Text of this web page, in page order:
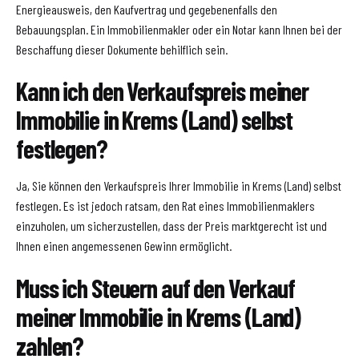
Energieausweis, den Kaufvertrag und gegebenenfalls den
Bebauungsplan. Ein Immobilienmakler oder ein Notar kann Ihnen bei der
Beschaffung dieser Dokumente behilflich sein.
Kann ich den Verkaufspreis meiner
Immobilie in Krems (Land) selbst
festlegen?
Ja, Sie können den Verkaufspreis Ihrer Immobilie in Krems (Land) selbst
festlegen. Es ist jedoch ratsam, den Rat eines Immobilienmaklers
einzuholen, um sicherzustellen, dass der Preis marktgerecht ist und
Ihnen einen angemessenen Gewinn ermöglicht.
Muss ich Steuern auf den Verkauf
meiner Immobilie in Krems (Land)
zahlen?